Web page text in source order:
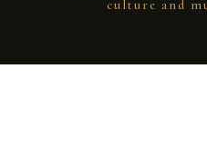
culture and